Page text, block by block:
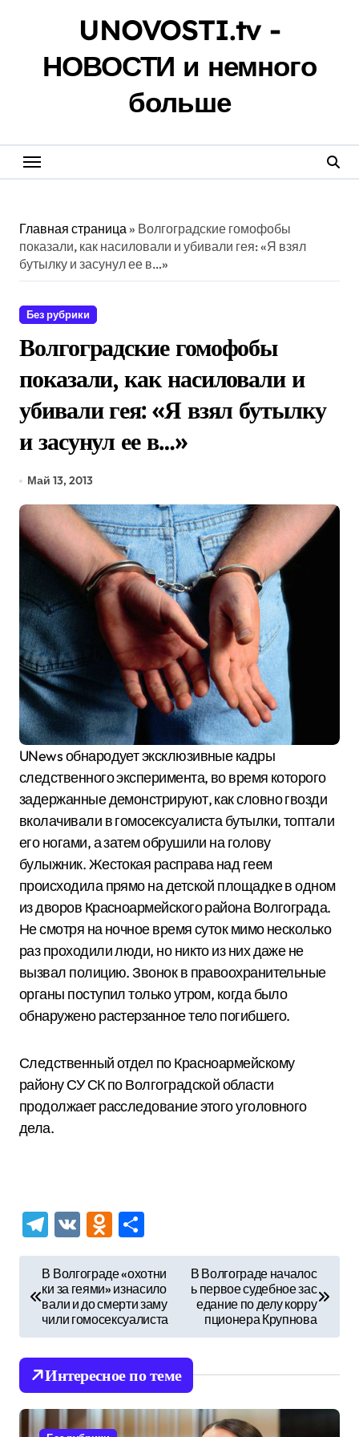
UNOVOSTI.tv -
НОВОСТИ и немного
больше
Главная страница» Волгоградские гомофобы
показали, как насиловали и убивали гея: «Я взял
бутылку и засунул ее в…»
Без рубрики
Волгоградские гомофобы
показали, как насиловали и
убивали гея: «Я взял бутылку
и засунул ее в…»
Май 13, 2013
UNews обнародует эксклюзивные кадры
следственного эксперимента, во время которого
задержанные демонстрируют, как словно гвозди
вколачивали в гомосексуалиста бутылки, топтали
его ногами, а затем обрушили на голову
булыжник. Жестокая расправа над геем
происходила прямо на детской площадке в одном
из дворов Красноармейского района Волгограда.
Не смотря на ночное время суток мимо несколько
раз проходили люди, но никто из них даже не
вызвал полицию. Звонок в правоохранительные
органы поступил только утром, когда было
обнаружено растерзанное тело погибшего.
Следственный отдел по Красноармейскому
району СУ СК по Волгоградской области
продолжает расследование этого уголовного
дела.
Telegram
VK Odnoklassniki
а
ц
В Волгограде «охотни
ки за геями» изнасило
вали и до смерти заму
чили гомосексуалиста
В Волгограде началос
ь первое судебное зас
едание по делу корру
пционера Крупнова
Интересное по теме